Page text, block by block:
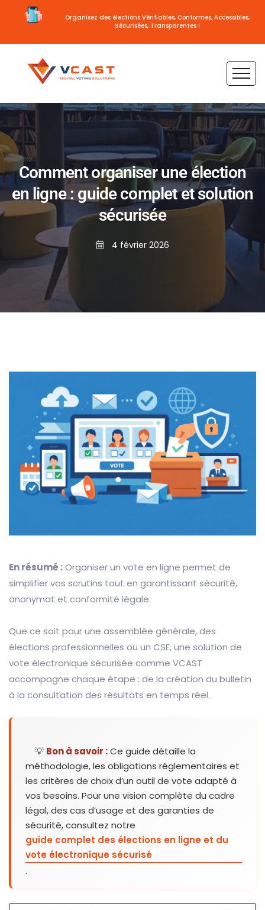
Organisez des élections Vérifiables, Conformes, Accessibles,
Sécurisées, Transparentes !
Comment organiser une élection
en ligne : guide complet et solution
sécurisée
4 février 2026
En résumé :Organiser un vote en ligne permet de
simplifier vos scrutins tout en garantissant sécurité,
anonymat et conformité légale.
Que ce soit pour une assemblée générale, des
élections professionnelles ou un CSE, une solution de
vote électronique sécurisée comme VCAST
accompagne chaque étape : de la création du bulletin
à la consultation des résultats en temps réel.
💡 Bon à savoir :Ce guide détaille la
méthodologie, les obligations réglementaires et
les critères de choix d’un outil de vote adapté à
vos besoins. Pour une vision complète du cadre
légal, des cas d’usage et des garanties de
sécurité, consultez notre
guide complet des élections en ligne et du
vote électronique sécurisé
.